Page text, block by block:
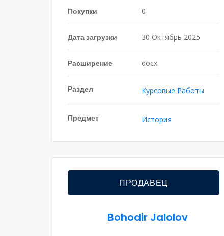
Покупки 0
Дата загрузки 30 Октябрь 2025
Расширение docx
Раздел Курсовые Работы
Предмет История
ПРОДАВЕЦ
Bohodir Jalolov